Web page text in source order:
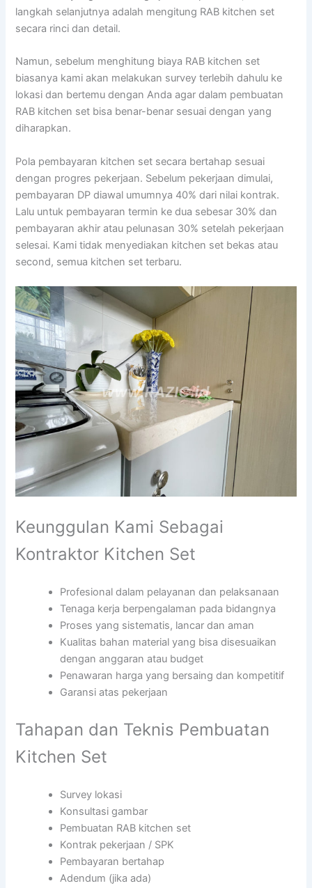
langkah selanjutnya adalah mengitung RAB kitchen set
secara rinci dan detail.
Namun, sebelum menghitung biaya RAB kitchen set
biasanya kami akan melakukan survey terlebih dahulu ke
lokasi dan bertemu dengan Anda agar dalam pembuatan
RAB kitchen set bisa benar-benar sesuai dengan yang
diharapkan.
Pola pembayaran kitchen set secara bertahap sesuai
dengan progres pekerjaan. Sebelum pekerjaan dimulai,
pembayaran DP diawal umumnya 40% dari nilai kontrak.
Lalu untuk pembayaran termin ke dua sebesar 30% dan
pembayaran akhir atau pelunasan 30% setelah pekerjaan
selesai. Kami tidak menyediakan kitchen set bekas atau
second, semua kitchen set terbaru.
Keunggulan Kami Sebagai
Kontraktor Kitchen Set
Profesional dalam pelayanan dan pelaksanaan
Tenaga kerja berpengalaman pada bidangnya
Proses yang sistematis, lancar dan aman
Kualitas bahan material yang bisa disesuaikan
dengan anggaran atau budget
Penawaran harga yang bersaing dan kompetitif
Garansi atas pekerjaan
Tahapan dan Teknis Pembuatan
Kitchen Set
Survey lokasi
Konsultasi gambar
Pembuatan RAB kitchen set
Kontrak pekerjaan / SPK
Pembayaran bertahap
Adendum (jika ada)